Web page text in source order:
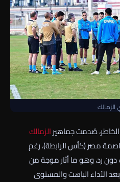
الزمالك
صُدمت جماهيرالزمالك
مصر (كأس الرابطة)، رغم
رد، وهو ما أثار موجة من
الأداء الباهت والمستوى